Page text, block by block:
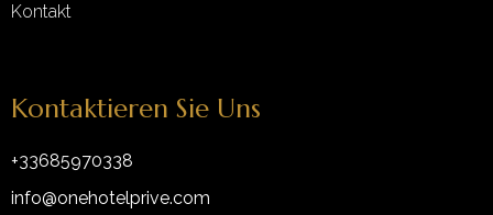
Kontakt
Kontaktieren Sie Uns
+33685970338
info@onehotelprive.com